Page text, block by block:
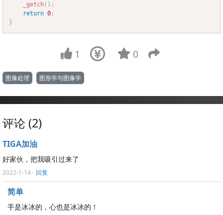
_getch( ) ;
return 0 ;
}
1 0
图像处理 图形学与图像学
评论 (2)
TIGA加油
好家伙，把我吸引过来了
2022-1-14- 回复
简单
手是冰冰的，心也是冰冰的！